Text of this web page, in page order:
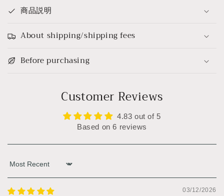
商品説明
About shipping/shipping fees
Before purchasing
Customer Reviews
4.83 out of 5
Based on 6 reviews
Sort by
03/12/2026